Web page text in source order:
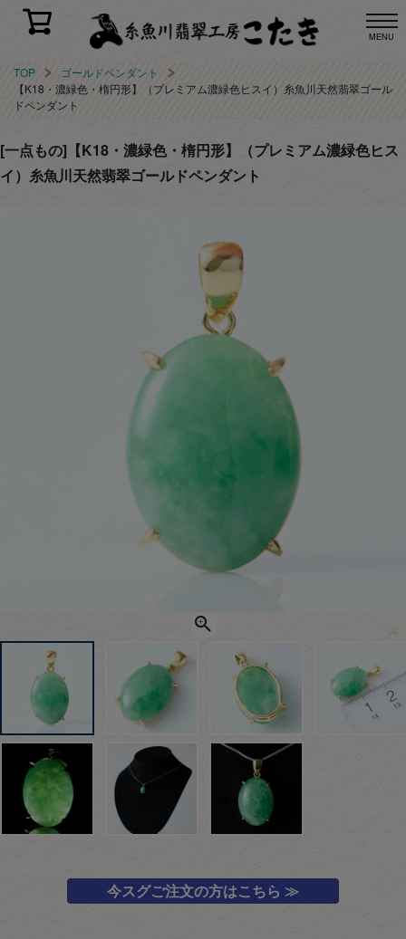
MENU
TOP
ゴールドペンダント
【K18・濃緑色・楕円形】（プレミアム濃緑色ヒスイ）糸魚川天然翡翠ゴール
ドペンダント
[一点もの]【K18・濃緑色・楕円形】（プレミアム濃緑色ヒス
イ）糸魚川天然翡翠ゴールドペンダント
今スグご注文の方はこちら ≫